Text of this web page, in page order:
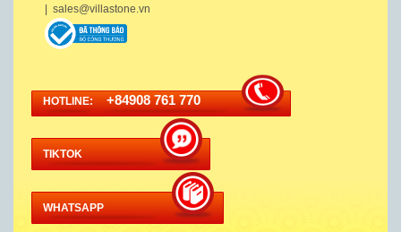
| sales@villastone.vn
HOTLINE:+84908 761 770
TIKTOK
WHATSAPP